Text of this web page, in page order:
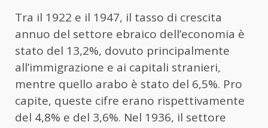
Tra il 1922 e il 1947, il tasso di crescita
annuo del settore ebraico dell’economia è
stato del 13,2%, dovuto principalmente
all’immigrazione e ai capitali stranieri,
mentre quello arabo è stato del 6,5%. Pro
capite, queste cifre erano rispettivamente
del 4,8% e del 3,6%. Nel 1936, il settore